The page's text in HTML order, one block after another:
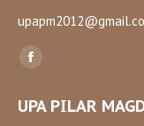
Find us on:
Facebook
opens
UPA PILAR